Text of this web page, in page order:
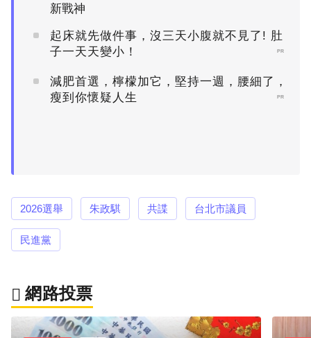
新戰神
起床就先做件事，沒三天小腹就不見了! 肚
子一天天變小！
PR
減肥首選，檸檬加它，堅持一週，腰細了，
瘦到你懷疑人生
PR
2026選舉 朱政騏 共諜 台北市議員
民進黨
網路投票